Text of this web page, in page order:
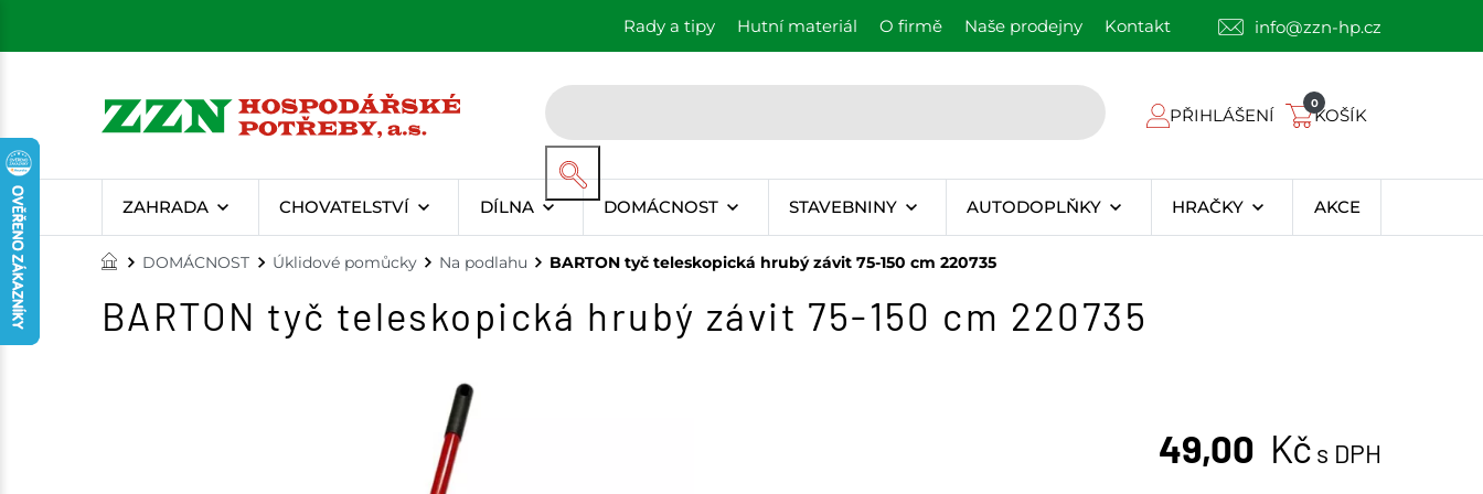
Rady a tipy Hutní materiál O firmě Naše prodejny Kontakt info@zzn-hp.cz
PŘIHLÁŠENÍ
0
KOŠÍK
ZAHRADA CHOVATELSTVÍ DÍLNA DOMÁCNOST STAVEBNINY AUTODOPLŇKY HRAČKY AKCE
DOMÁCNOST Úklidové pomůcky Na podlahu BARTON tyč teleskopická hrubý závit 75-150 cm 220735
BARTON tyč teleskopická hrubý závit 75-150 cm 220735
49,00 Kč s DPH